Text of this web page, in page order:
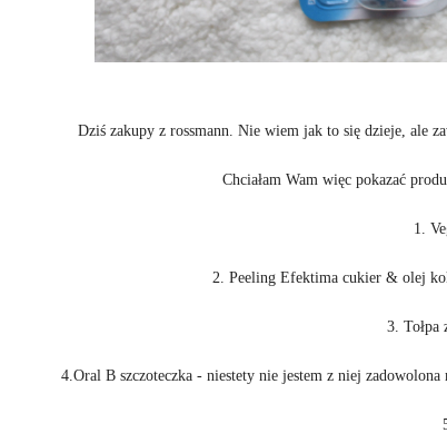
Dziś zakupy z rossmann. Nie wiem jak to się dzieje, ale
Chciałam Wam więc pokazać
1.
2. Peeling Efektima cukier & olej
3. Tołpa
4.Oral B szczoteczka - niestety nie jestem z niej zadowolona